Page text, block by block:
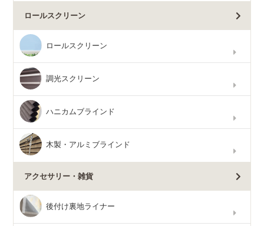
ロールスクリーン
ロールスクリーン
調光スクリーン
ハニカムブラインド
木製・アルミブラインド
アクセサリー・雑貨
後付け裏地ライナー